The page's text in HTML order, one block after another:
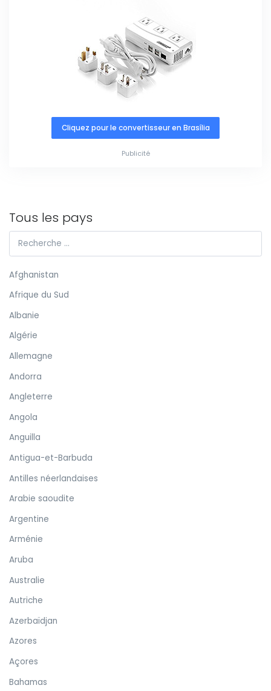
Cliquez pour le convertisseur en Brasília
Publicité
Tous les pays
Afghanistan
Afrique du Sud
Albanie
Algérie
Allemagne
Andorra
Angleterre
Angola
Anguilla
Antigua-et-Barbuda
Antilles néerlandaises
Arabie saoudite
Argentine
Arménie
Aruba
Australie
Autriche
Azerbaïdjan
Azores
Açores
Bahamas